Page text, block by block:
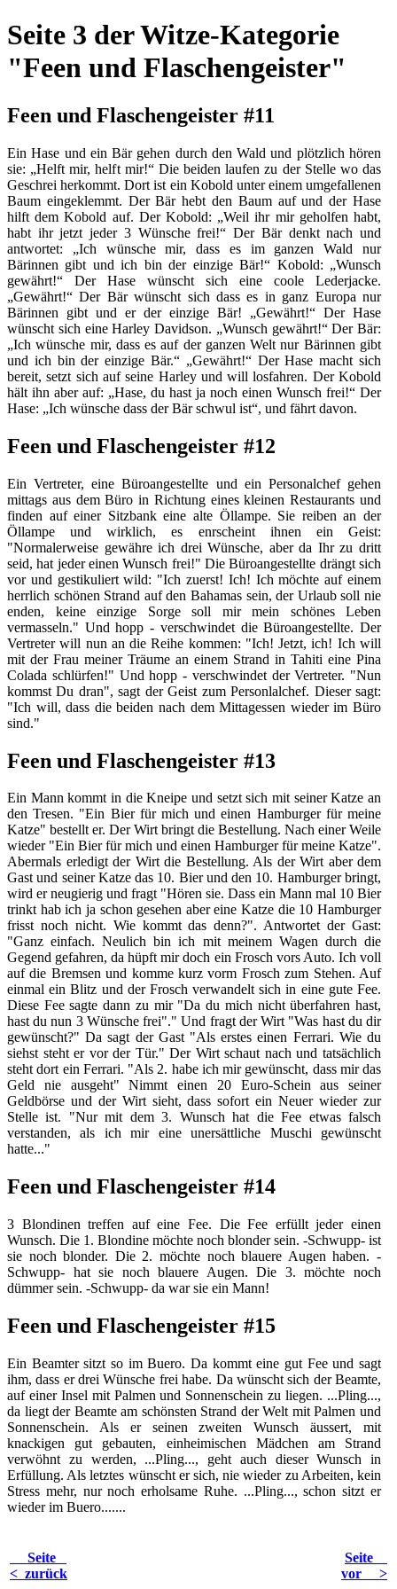
Seite 3 der Witze-Kategorie
"Feen und Flaschengeister"
Feen und Flaschengeister #11
Ein Hase und ein Bär gehen durch den Wald und plötzlich hören
sie: „Helft mir, helft mir!“ Die beiden laufen zu der Stelle wo das
Geschrei herkommt. Dort ist ein Kobold unter einem umgefallenen
Baum eingeklemmt. Der Bär hebt den Baum auf und der Hase
hilft dem Kobold auf. Der Kobold: „Weil ihr mir geholfen habt,
habt ihr jetzt jeder 3 Wünsche frei!“ Der Bär denkt nach und
antwortet: „Ich wünsche mir, dass es im ganzen Wald nur
Bärinnen gibt und ich bin der einzige Bär!“ Kobold: „Wunsch
gewährt!“ Der Hase wünscht sich eine coole Lederjacke.
„Gewährt!“ Der Bär wünscht sich dass es in ganz Europa nur
Bärinnen gibt und er der einzige Bär! „Gewährt!“ Der Hase
wünscht sich eine Harley Davidson. „Wunsch gewährt!“ Der Bär:
„Ich wünsche mir, dass es auf der ganzen Welt nur Bärinnen gibt
und ich bin der einzige Bär.“ „Gewährt!“ Der Hase macht sich
bereit, setzt sich auf seine Harley und will losfahren. Der Kobold
hält ihn aber auf: „Hase, du hast ja noch einen Wunsch frei!“ Der
Hase: „Ich wünsche dass der Bär schwul ist“, und fährt davon.
Feen und Flaschengeister #12
Ein Vertreter, eine Büroangestellte und ein Personalchef gehen
mittags aus dem Büro in Richtung eines kleinen Restaurants und
finden auf einer Sitzbank eine alte Öllampe. Sie reiben an der
Öllampe und wirklich, es enrscheint ihnen ein Geist:
"Normalerweise gewähre ich drei Wünsche, aber da Ihr zu dritt
seid, hat jeder einen Wunsch frei!" Die Büroangestellte drängt sich
vor und gestikuliert wild: "Ich zuerst! Ich! Ich möchte auf einem
herrlich schönen Strand auf den Bahamas sein, der Urlaub soll nie
enden, keine einzige Sorge soll mir mein schönes Leben
vermasseln." Und hopp - verschwindet die Büroangestellte. Der
Vertreter will nun an die Reihe kommen: "Ich! Jetzt, ich! Ich will
mit der Frau meiner Träume an einem Strand in Tahiti eine Pina
Colada schlürfen!" Und hopp - verschwindet der Vertreter. "Nun
kommst Du dran", sagt der Geist zum Personlalchef. Dieser sagt:
"Ich will, dass die beiden nach dem Mittagessen wieder im Büro
sind."
Feen und Flaschengeister #13
Ein Mann kommt in die Kneipe und setzt sich mit seiner Katze an
den Tresen. "Ein Bier für mich und einen Hamburger für meine
Katze" bestellt er. Der Wirt bringt die Bestellung. Nach einer Weile
wieder "Ein Bier für mich und einen Hamburger für meine Katze".
Abermals erledigt der Wirt die Bestellung. Als der Wirt aber dem
Gast und seiner Katze das 10. Bier und den 10. Hamburger bringt,
wird er neugierig und fragt "Hören sie. Dass ein Mann mal 10 Bier
trinkt hab ich ja schon gesehen aber eine Katze die 10 Hamburger
frisst noch nicht. Wie kommt das denn?". Antwortet der Gast:
"Ganz einfach. Neulich bin ich mit meinem Wagen durch die
Gegend gefahren, da hüpft mir doch ein Frosch vors Auto. Ich voll
auf die Bremsen und komme kurz vorm Frosch zum Stehen. Auf
einmal ein Blitz und der Frosch verwandelt sich in eine gute Fee.
Diese Fee sagte dann zu mir "Da du mich nicht überfahren hast,
hast du nun 3 Wünsche frei"." Und fragt der Wirt "Was hast du dir
gewünscht?" Da sagt der Gast "Als erstes einen Ferrari. Wie du
siehst steht er vor der Tür." Der Wirt schaut nach und tatsächlich
steht dort ein Ferrari. "Als 2. habe ich mir gewünscht, dass mir das
Geld nie ausgeht" Nimmt einen 20 Euro-Schein aus seiner
Geldbörse und der Wirt sieht, dass sofort ein Neuer wieder zur
Stelle ist. "Nur mit dem 3. Wunsch hat die Fee etwas falsch
verstanden, als ich mir eine unersättliche Muschi gewünscht
hatte..."
Feen und Flaschengeister #14
3 Blondinen treffen auf eine Fee. Die Fee erfüllt jeder einen
Wunsch. Die 1. Blondine möchte noch blonder sein. -Schwupp- ist
sie noch blonder. Die 2. möchte noch blauere Augen haben. -
Schwupp- hat sie noch blauere Augen. Die 3. möchte noch
dümmer sein. -Schwupp- da war sie ein Mann!
Feen und Flaschengeister #15
Ein Beamter sitzt so im Buero. Da kommt eine gut Fee und sagt
ihm, dass er drei Wünsche frei habe. Da wünscht sich der Beamte,
auf einer Insel mit Palmen und Sonnenschein zu liegen. ...Pling...,
da liegt der Beamte am schönsten Strand der Welt mit Palmen und
Sonnenschein. Als er seinen zweiten Wunsch äussert, mit
knackigen gut gebauten, einheimischen Mädchen am Strand
verwöhnt zu werden, ...Pling..., geht auch dieser Wunsch in
Erfüllung. Als letztes wünscht er sich, nie wieder zu Arbeiten, kein
Stress mehr, nur noch erholsame Ruhe. ...Pling..., schon sitzt er
wieder im Buero.......
Seite
< zurück
Seite
vor >